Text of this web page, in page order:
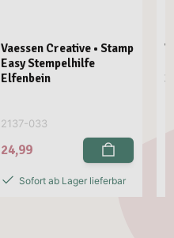
Vaessen Creative • Stamp
Easy Stempelhilfe
Elfenbein
2137-033
24,99
Sofort ab Lager lieferbar